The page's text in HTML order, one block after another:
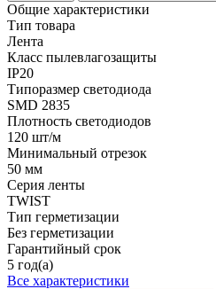
Общие характеристики
Тип товара
Лента
Класс пылевлагозащиты
IP20
Типоразмер светодиода
SMD 2835
Плотность светодиодов
120 шт/м
Минимальный отрезок
50 мм
Серия ленты
TWIST
Тип герметизации
Без герметизации
Гарантийный срок
5 год(а)
Все характеристики